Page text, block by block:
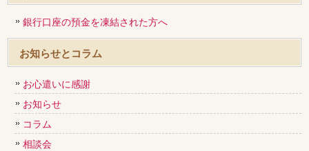
銀行口座の預金を凍結された方へ
お知らせとコラム
お心遣いに感謝
お知らせ
コラム
相談会